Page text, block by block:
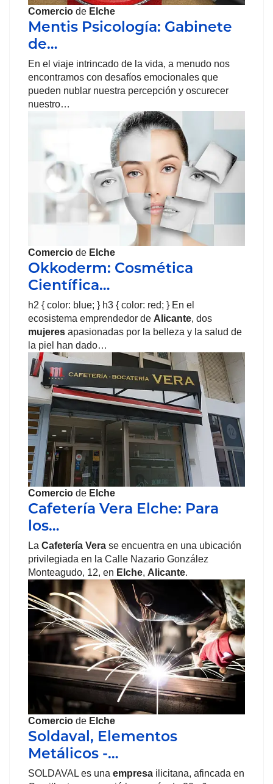
Comercio de Elche
Mentis Psicología: Gabinete
de…
En el viaje intrincado de la vida, a menudo nos
encontramos con desafíos emocionales que
pueden nublar nuestra percepción y oscurecer
nuestro…
Comercio de Elche
Okkoderm: Cosmética
Científica…
h2 { color: blue; } h3 { color: red; } En el
ecosistema emprendedor de Alicante, dos
mujeres apasionadas por la belleza y la salud de
la piel han dado…
Comercio de Elche
Cafetería Vera Elche: Para
los…
La Cafetería Vera se encuentra en una ubicación
privilegiada en la Calle Nazario González
Monteagudo, 12, en Elche, Alicante.
Comercio de Elche
Soldaval, Elementos
Metálicos -…
SOLDAVAL es una empresa ilicitana, afincada en